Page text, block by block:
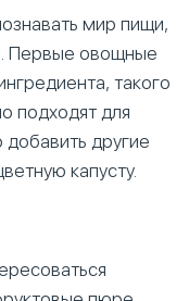
мир пищи,
Первые овощные
такого
подходят для
другие
капусту.